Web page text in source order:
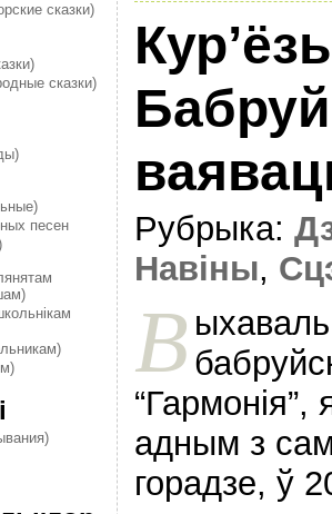
сказки)
сказки)
песен
Рубрыка:
Навіны,
В
“Гармонія”,
адным з
горадзе, ў